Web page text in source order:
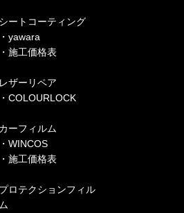
シートコーティング
・yawara
・施工価格表
レザーリペア
・COLOURLOCK
カーフィルム
・WINCOS
・施工価格表
プロテクションフィル
ム